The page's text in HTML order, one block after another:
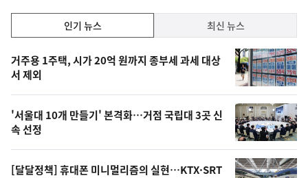
락
기,
최
신,
오
늘
의
영
인기 뉴스 최신 뉴스
기
뉴
스
거주용 1주택, 시가 20억 원까지 종부세 과세 대상
서 제외
'서울대 10개 만들기' 본격화…거점 국립대 3곳 신
속 선정
[달달정책] 휴대폰 미니멀리즘의 실현…KTX·SRT